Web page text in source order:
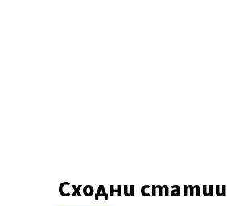
Сходни статии